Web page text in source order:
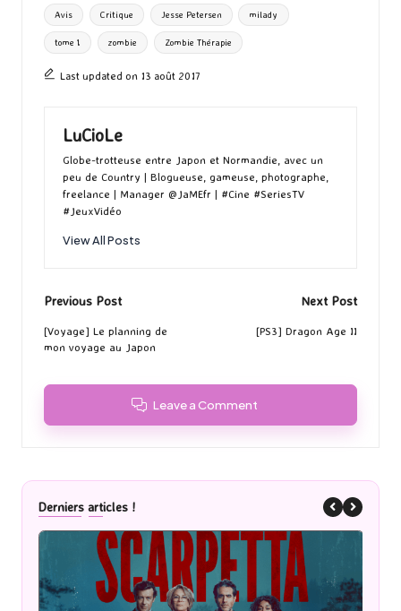
o
k
o
n
r
g
er
Tags:
Avis Critique Jesse Petersen milady
tome 1 zombie Zombie Thérapie
Last updated on 13 août 2017
LuCioLe
Globe-trotteuse entre Japon et Normandie, avec un
peu de Country | Blogueuse, gameuse, photographe,
freelance | Manager @JaMEfr | #Cine #SeriesTV
#JeuxVidéo
View All Posts
Post
navigation
Previous Post
[Voyage] Le planning de
mon voyage au Japon
Next Post
[PS3] Dragon Age II
Leave a Comment
Derniers articles !